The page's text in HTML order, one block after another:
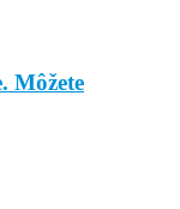
Môžete